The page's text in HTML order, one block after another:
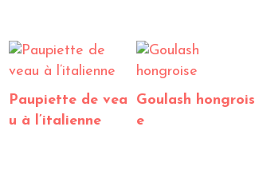
Paupiette de vea
u à l’italienne
Goulash hongrois
e